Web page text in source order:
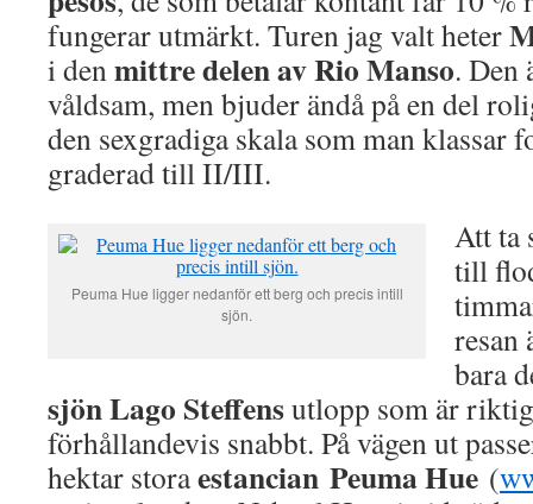
fungerar utmärkt. Turen jag valt heter
i denmittre delen av Rio Manso. Den
våldsam, men bjuder ändå på en del
den sexgradiga skala som man klassar
graderad till II/III.
Peuma Hue ligger nedanför ett berg och precis intill
sjön.
Att ta
till
resan
bara
sjön Lago Steffensutlopp som är
förhållandevis snabbt. På vägen ut
hektar storaestancian Peuma Hue (